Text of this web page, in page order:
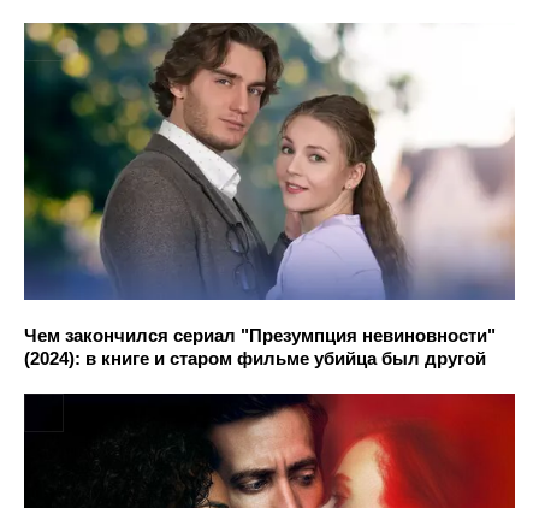
Чем закончился сериал "Презумпция невиновности"
(2024): в книге и старом фильме убийца был другой